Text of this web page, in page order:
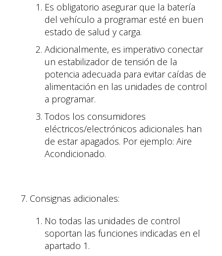
Es obligatorio asegurar que la batería
del vehículo a programar esté en buen
estado de salud y carga.
Adicionalmente, es imperativo conectar
un estabilizador de tensión de la
potencia adecuada para evitar caídas de
alimentación en las unidades de control
a programar.
Todos los consumidores
eléctricos/electrónicos adicionales han
de estar apagados. Por ejemplo: Aire
Acondicionado.
Consignas adicionales:
No todas las unidades de control
soportan las funciones indicadas en el
apartado 1.